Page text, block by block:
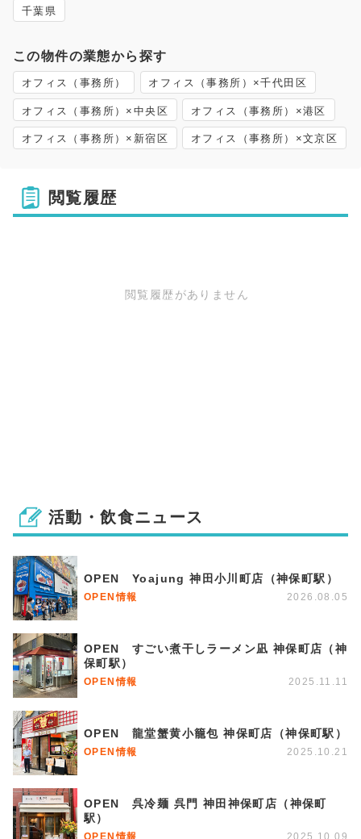
千葉県
この物件の業態から探す
オフィス（事務所） オフィス（事務所）×千代田区
オフィス（事務所）×中央区 オフィス（事務所）×港区
オフィス（事務所）×新宿区 オフィス（事務所）×文京区
閲覧履歴
閲覧履歴がありません
活動・飲食ニュース
OPEN Yoajung 神田小川町店（神保町駅）
OPEN情報 2026.08.05
OPEN すごい煮干しラーメン凪 神保町店（神
保町駅）
OPEN情報 2025.11.11
OPEN 龍堂蟹黄小籠包 神保町店（神保町駅）
OPEN情報 2025.10.21
OPEN 呉冷麺 呉門 神田神保町店（神保町
駅）
OPEN情報 2025.10.09